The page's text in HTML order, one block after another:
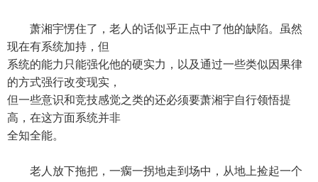
萧湘宇愣住了，老人的话似乎正点中了他的缺陷。虽然
现在有系统加持，但
系统的能力只能强化他的硬实力，以及通过一些类似因果律
的方式强行改变现实，
但一些意识和竞技感觉之类的还必须要萧湘宇自行领悟提
高，在这方面系统并非
全知全能。
老人放下拖把，一瘸一拐地走到场中，从地上捡起一个